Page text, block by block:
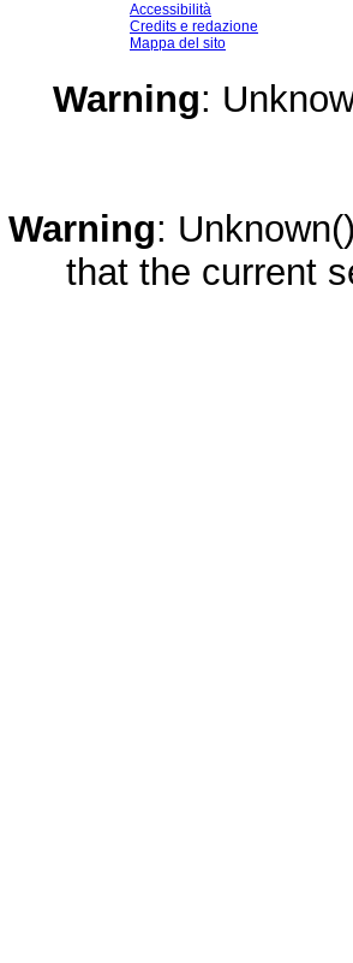
Accessibilità
Credits e redazione
Mappa del sito
Warning:
Warning:
that the current